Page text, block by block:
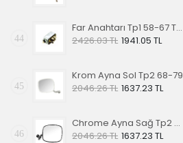
44
Far Anahtarı Tp1 58-67 Tp2 68-70 Tp3 64-67
2426.03 TL 1941.05 TL
45
Krom Ayna Sol Tp2 68-79
2046.26 TL 1637.23 TL
46
Chrome Ayna Sağ Tp2 68-79
2046.26 TL 1637.23 TL